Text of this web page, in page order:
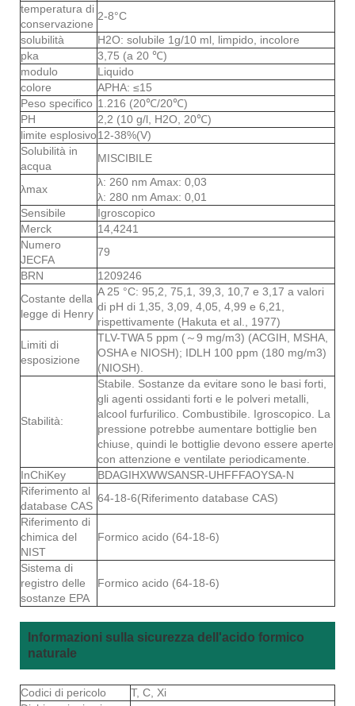
temperatura di
conservazione
2-8°C
solubilità
H2O: solubile 1g/10 ml, limpido, incolore
pka
3,75 (a 20 ℃)
modulo
Liquido
colore
APHA: ≤15
Peso specifico 1.216 (20℃/20℃)
PH
2,2 (10 g/l, H2O, 20℃)
limite esplosivo12-38%(V)
Solubilità in
acqua
MISCIBILE
λmax
λ: 260 nm Amax: 0,03
λ: 280 nm Amax: 0,01
Sensibile
Igroscopico
Merck
14,4241
Numero
JECFA
79
BRN
1209246
Costante della
legge di Henry
A 25 °C: 95,2, 75,1, 39,3, 10,7 e 3,17 a valori
di pH di 1,35, 3,09, 4,05, 4,99 e 6,21,
rispettivamente (Hakuta et al., 1977)
Limiti di
esposizione
TLV-TWA 5 ppm (～9 mg/m3) (ACGIH, MSHA,
OSHA e NIOSH); IDLH 100 ppm (180 mg/m3)
(NIOSH).
Stabilità:
Stabile. Sostanze da evitare sono le basi forti,
gli agenti ossidanti forti e le polveri metalli,
alcool furfurilico. Combustibile. Igroscopico. La
pressione potrebbe aumentare bottiglie ben
chiuse, quindi le bottiglie devono essere aperte
con attenzione e ventilate periodicamente.
InChiKey
BDAGIHXWWSANSR-UHFFFAOYSA-N
Riferimento al
database CAS
64-18-6(Riferimento database CAS)
Riferimento di
chimica del
NIST
Formico acido (64-18-6)
Sistema di
registro delle
sostanze EPA
Formico acido (64-18-6)
Informazioni sulla sicurezza dell'acido formico
naturale
Codici di pericolo
T, C, Xi